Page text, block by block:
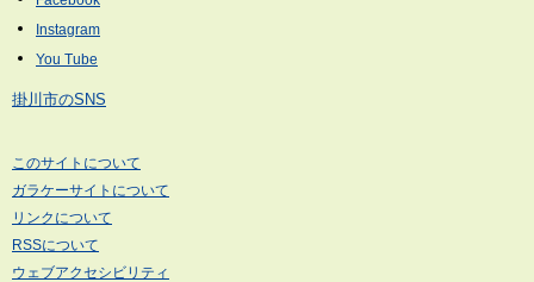
掛川市のSNS
このサイトについて
ガラケーサイトについて
リンクについて
RSSについて
ウェブアクセシビリティ